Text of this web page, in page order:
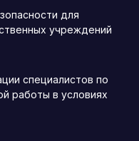
для
учреждений
специалистов по
работы в условиях